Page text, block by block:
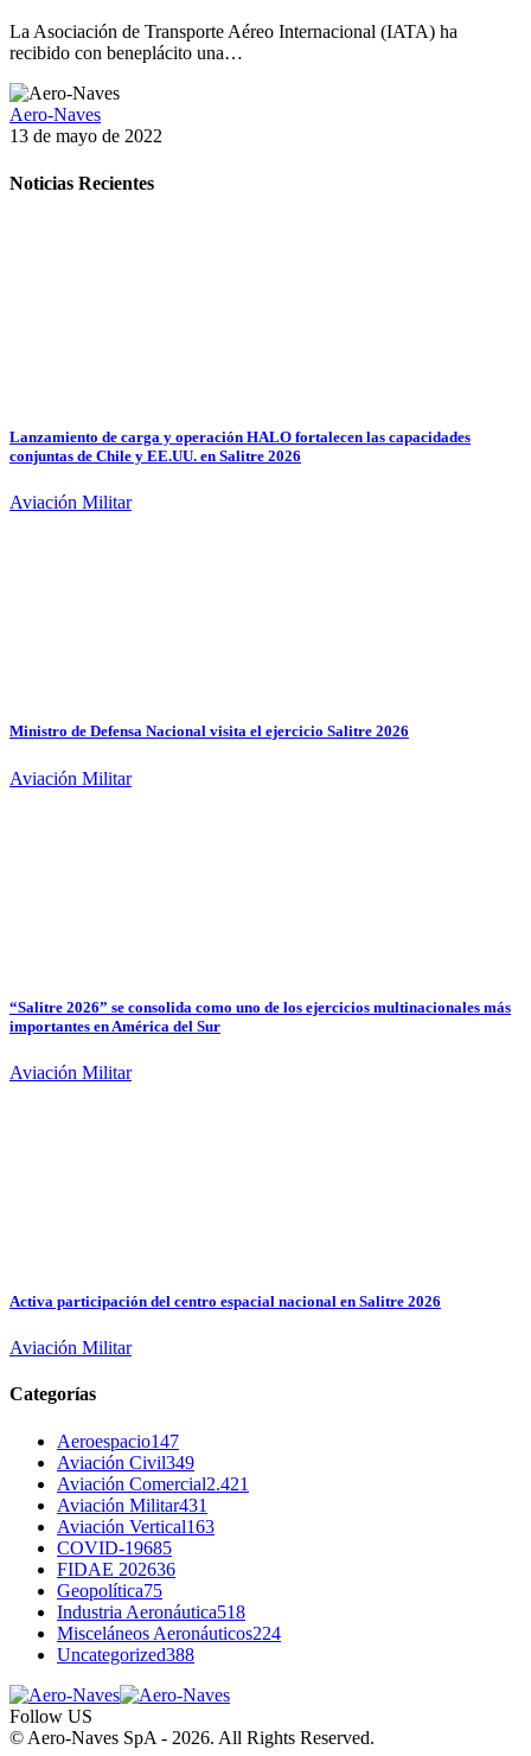
La Asociación de Transporte Aéreo Internacional (IATA) ha
recibido con beneplácito una…
Aero-Naves
13 de mayo de 2022
Noticias Recientes
Lanzamiento de carga y operación HALO fortalecen las capacidades
conjuntas de Chile y EE.UU. en Salitre 2026
Aviación Militar
Ministro de Defensa Nacional visita el ejercicio Salitre 2026
Aviación Militar
“Salitre 2026” se consolida como uno de los ejercicios multinacionales más
importantes en América del Sur
Aviación Militar
Activa participación del centro espacial nacional en Salitre 2026
Aviación Militar
Categorías
Aeroespacio147
Aviación Civil349
Aviación Comercial2.421
Aviación Militar431
Aviación Vertical163
COVID-19685
FIDAE 202636
Geopolítica75
Industria Aeronáutica518
Misceláneos Aeronáuticos224
Uncategorized388
Follow US
© Aero-Naves SpA - 2026. All Rights Reserved.